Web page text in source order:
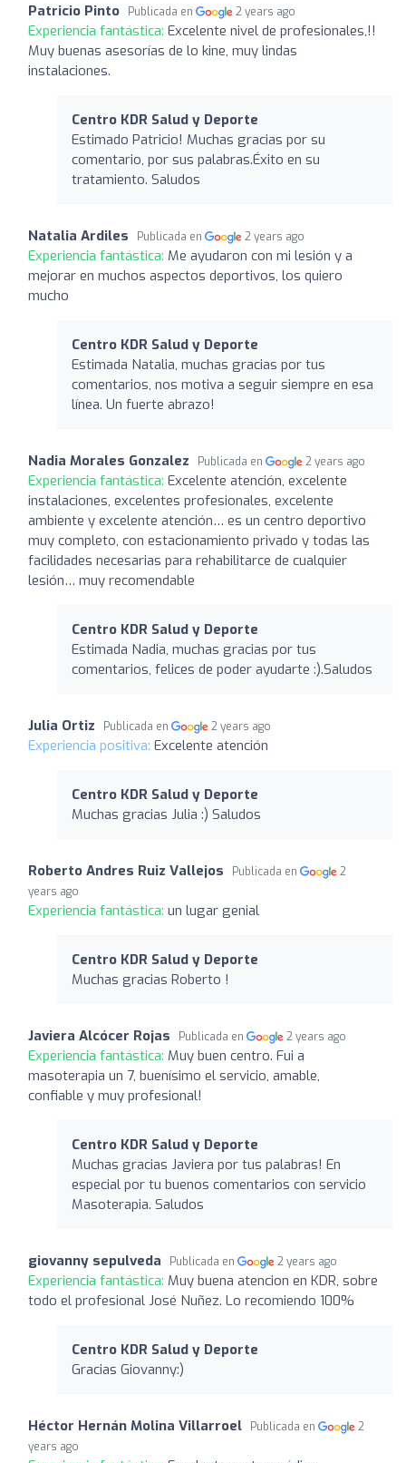
Patricio Pinto Publicada en 2 years ago
Experiencia fantástica: Excelente nivel de profesionales,!!
Muy buenas asesorías de lo kine, muy lindas
instalaciones.
Centro KDR Salud y Deporte
Estimado Patricio! Muchas gracias por su
comentario, por sus palabras.Éxito en su
tratamiento. Saludos
Natalia Ardiles Publicada en 2 years ago
Experiencia fantástica: Me ayudaron con mi lesión y a
mejorar en muchos aspectos deportivos, los quiero
mucho
Centro KDR Salud y Deporte
Estimada Natalia, muchas gracias por tus
comentarios, nos motiva a seguir siempre en esa
línea. Un fuerte abrazo!
Nadia Morales Gonzalez Publicada en 2 years ago
Experiencia fantástica: Excelente atención, excelente
instalaciones, excelentes profesionales, excelente
ambiente y excelente atención… es un centro deportivo
muy completo, con estacionamiento privado y todas las
facilidades necesarias para rehabilitarce de cualquier
lesión… muy recomendable
Centro KDR Salud y Deporte
Estimada Nadia, muchas gracias por tus
comentarios, felices de poder ayudarte :).Saludos
Julia Ortiz Publicada en 2 years ago
Experiencia positiva: Excelente atención
Centro KDR Salud y Deporte
Muchas gracias Julia :) Saludos
Roberto Andres Ruiz Vallejos Publicada en
2
years ago
Experiencia fantástica: un lugar genial
Centro KDR Salud y Deporte
Muchas gracias Roberto !
Javiera Alcócer Rojas Publicada en 2 years ago
Experiencia fantástica: Muy buen centro. Fui a
masoterapia un 7, buenísimo el servicio, amable,
confiable y muy profesional!
Centro KDR Salud y Deporte
Muchas gracias Javiera por tus palabras! En
especial por tu buenos comentarios con servicio
Masoterapia. Saludos
giovanny sepulveda Publicada en 2 years ago
Experiencia fantástica: Muy buena atencion en KDR, sobre
todo el profesional José Nuñez. Lo recomiendo 100%
Centro KDR Salud y Deporte
Gracias Giovanny:)
Héctor Hernán Molina Villarroel Publicada en
2
years ago